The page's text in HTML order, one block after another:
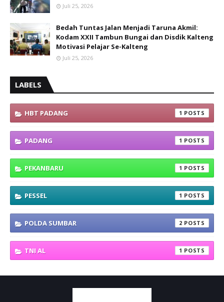
Juli 25, 2026
Bedah Tuntas Jalan Menjadi Taruna Akmil:
Kodam XXII Tambun Bungai dan Disdik Kalteng
Motivasi Pelajar Se-Kalteng
Juli 25, 2026
LABELS
HBT PADANG 1
PADANG 1
PEKANBARU 1
PESSEL 1
POLDA SUMBAR 2
TNI AL 1